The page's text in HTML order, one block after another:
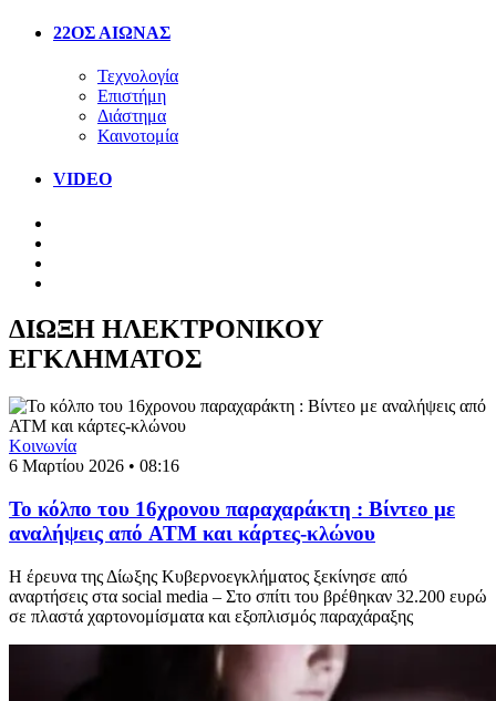
22ΟΣ ΑΙΩΝΑΣ
Τεχνολογία
Επιστήμη
Διάστημα
Καινοτομία
VIDEO
ΔΙΩΞΗ ΗΛΕΚΤΡΟΝΙΚΟΥ
ΕΓΚΛΗΜΑΤΟΣ
Κοινωνία
6 Μαρτίου 2026 • 08:16
Το κόλπο του 16χρονου παραχαράκτη : Βίντεο με
αναλήψεις από ATM και κάρτες-κλώνου
Η έρευνα της Δίωξης Κυβερνοεγκλήματος ξεκίνησε από
αναρτήσεις στα social media – Στο σπίτι του βρέθηκαν 32.200 ευρώ
σε πλαστά χαρτονομίσματα και εξοπλισμός παραχάραξης